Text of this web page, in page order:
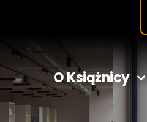
O Książnicy